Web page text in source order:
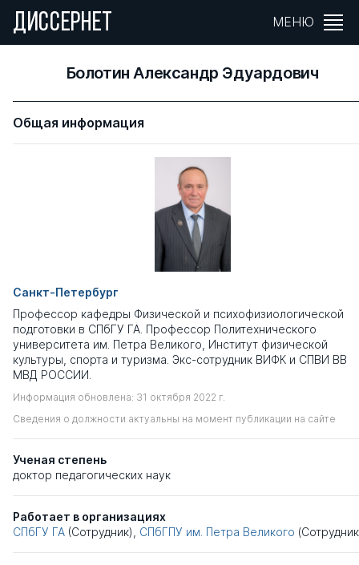
ДИССЕРНЕТ МЕНЮ
Болотин Александр Эдуардович
Общая информация
Санкт-Петербург
Профессор кафедры Физической и психофизиологической
подготовки в СПбГУ ГА. Профессор Политехнического
университета им. Петра Великого, Институт физической
культуры, спорта и туризма. Экс-сотрудник ВИФК и СПВИ ВВ
МВД РОССИИ.
Информация обновлена: 31 октября 2022 г.
Сведения о должности актуальны на момент публикации на сайте
Ученая степень
доктор педагогических наук
Работает в организациях
СПбГУ ГА (Сотрудник), СПбГПУ им. Петра Великого